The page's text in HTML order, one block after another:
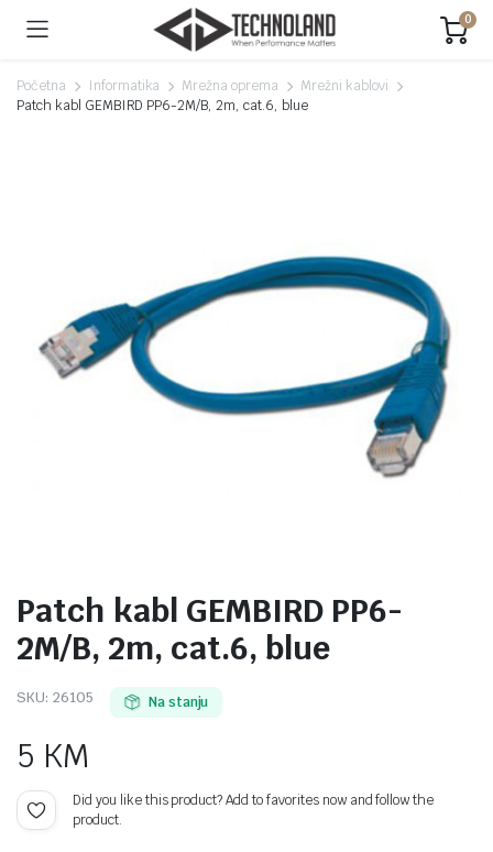
0
Početna Informatika Mrežna oprema
Mrežni kablovi
Patch kabl GEMBIRD PP6-2M/B, 2m, cat.6, blue
Patch kabl GEMBIRD PP6-
2M/B, 2m, cat.6, blue
SKU: 26105 Na stanju
5 KM
Did you like this product? Add to favorites now and follow the
product.